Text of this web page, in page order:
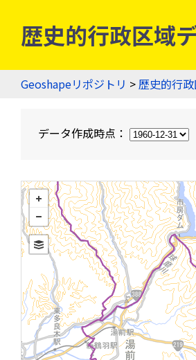
歴史的行政区域
Geoshapeリポジトリ >歴史的行
データ作成時点：